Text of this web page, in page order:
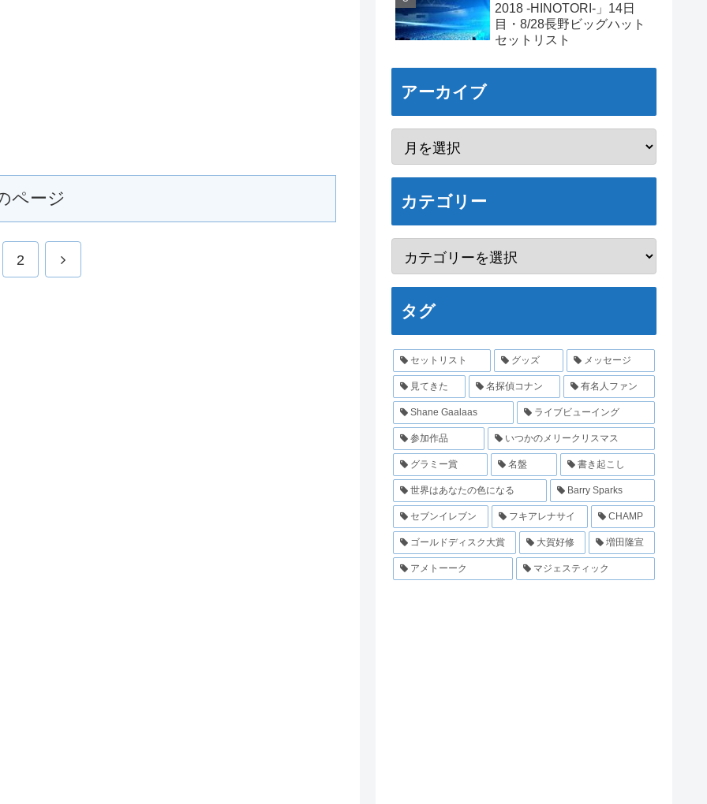
ページ
2
2018 -HINOTORI-」14日
目・8/28長野ビッグハット
セットリスト
アーカイブ
カテゴリー
タグ
セットリスト グッズ メッセージ
見てきた 名探偵コナン 有名人ファン
Shane Gaalaas ライブビューイング
参加作品 いつかのメリークリスマス
グラミー賞 名盤 書き起こし
世界はあなたの色になる Barry Sparks
セブンイレブン フキアレナサイ CHAMP
ゴールドディスク大賞 大賀好修 増田隆宣
アメトーーク マジェスティック